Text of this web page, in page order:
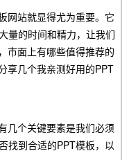
网站就显得尤为重要。它
量的时间和精力，让我们
市面上有哪些值得推荐的
享几个我亲测好用的PPT
几个关键要素是我们必须
找到合适的PPT模板，以